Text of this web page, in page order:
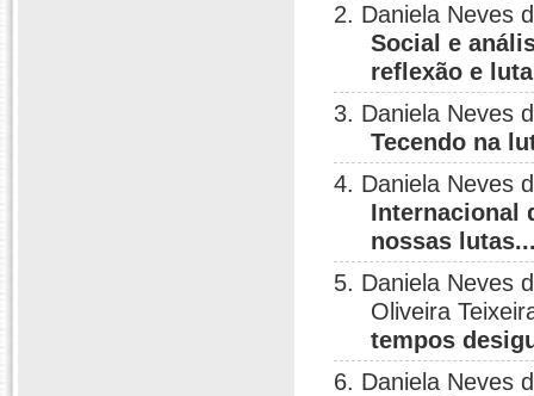
2. Daniela Neves
Social e
reflexão e luta
3. Daniela Neves
Tecendo na
4. Daniela Neves
Internacional
nossas
5. Daniela Neves
Oliveira
tempos
6. Daniela Neves